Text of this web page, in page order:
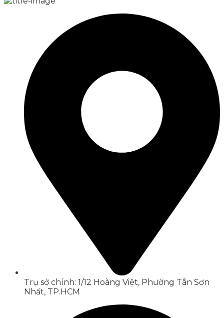
Trụ sở chính: 1/12 Hoàng Việt, Phường Tân Sơn
Nhất, TP.HCM